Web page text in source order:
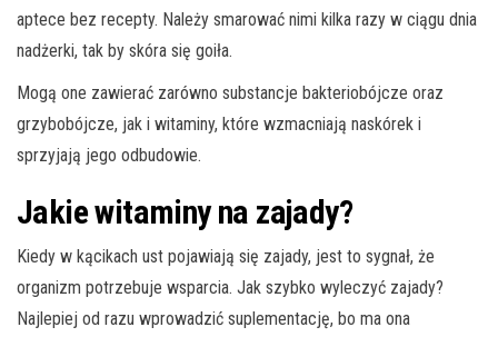
aptece bez recepty. Należy smarować nimi kilka razy w ciągu dnia
nadżerki, tak by skóra się goiła.
Mogą one zawierać zarówno substancje bakteriobójcze oraz
grzybobójcze, jak i witaminy, które wzmacniają naskórek i
sprzyjają jego odbudowie.
Jakie witaminy na zajady?
Kiedy w kącikach ust pojawiają się zajady, jest to sygnał, że
organizm potrzebuje wsparcia. Jak szybko wyleczyć zajady?
Najlepiej od razu wprowadzić suplementację, bo ma ona